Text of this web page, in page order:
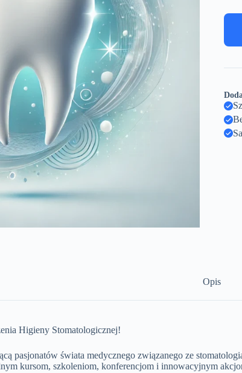
Opis
Higieny Stomatologicznej!
pasjonatów świata medycznego związanego ze
kursom, szkoleniom, konferencjom i innowacyjnym